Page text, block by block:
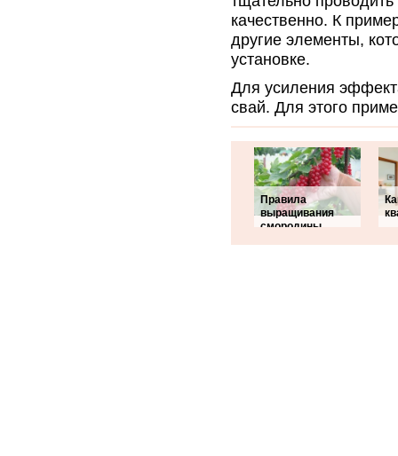
качественно. К
другие элементы,
установке.
Для усиления
свай. Для этого
Правила
выращивания
смородины